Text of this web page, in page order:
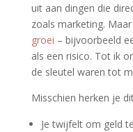
uit aan dingen die
zoals marketing.
groei – bijvoorbeeld
als een risico. Tot ik
de sleutel waren tot
Misschien herken je
Je twijfelt om geld